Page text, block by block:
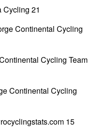
Cycling 21
Continental Cycling
Cycling Team
Continental Cycling
15